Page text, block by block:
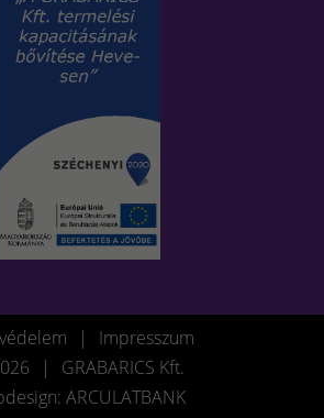
|
Impresszum
|
GRABARICS Kft.
ARCULATBANK